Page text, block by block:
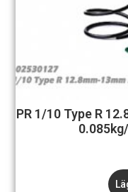
PR 1/10 Type R